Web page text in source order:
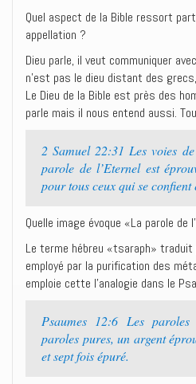
Quel aspect de la Bible ressort
appellation ?
Dieu parle, il veut communiquer
n’est pas le dieu distant des
Le Dieu de la Bible est près des
parle mais il nous entend aussi.
2 Samuel 22:31 Les voies
parole de l’Eternel est
pour tous ceux qui se confient
Quelle image évoque «La parole de
Le terme hébreu «tsaraph»
employé par la purification des
emploie cette l’analogie dans le
Psaumes 12:6 Les
paroles pures, un argent
et sept fois épuré.